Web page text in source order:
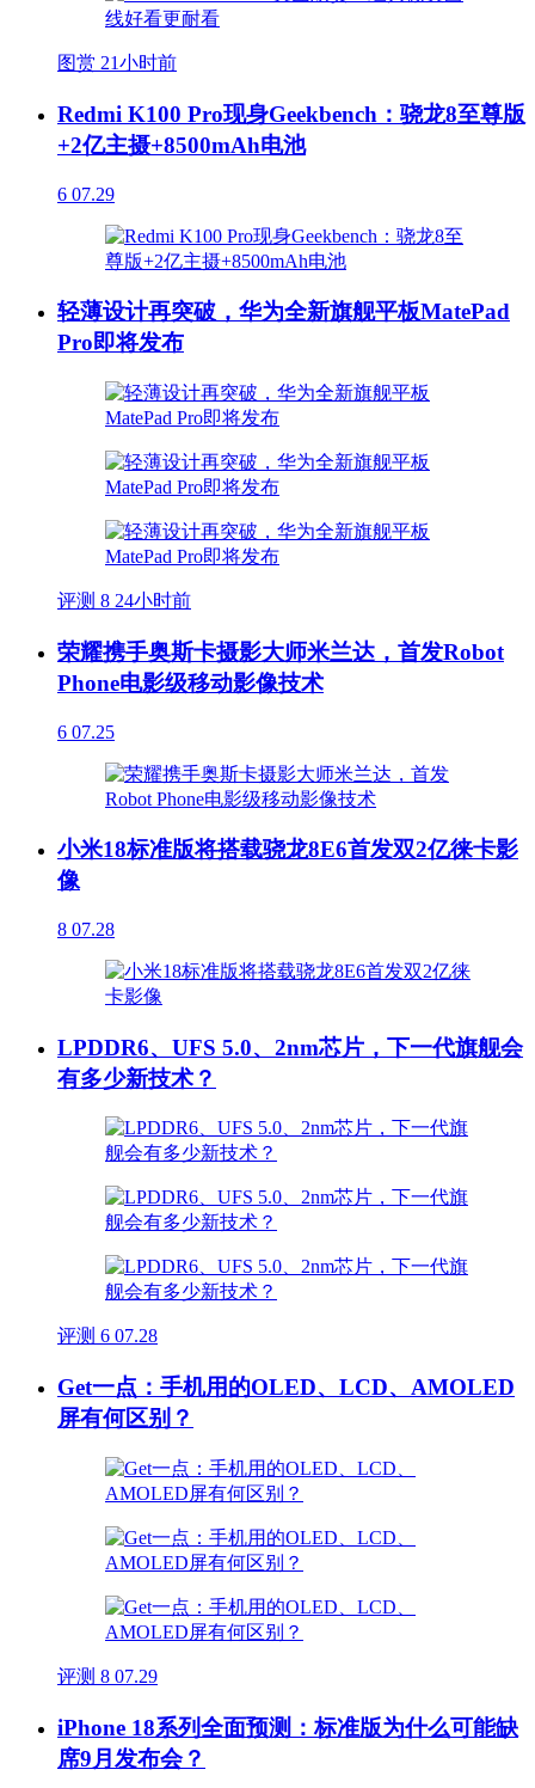
图赏 21小时前
Redmi K100 Pro现身Geekbench：骁龙8至尊版
+2亿主摄+8500mAh电池
6 07.29
轻薄设计再突破，华为全新旗舰平板MatePad
Pro即将发布
评测 8 24小时前
荣耀携手奥斯卡摄影大师米兰达，首发Robot
Phone电影级移动影像技术
6 07.25
小米18标准版将搭载骁龙8E6首发双2亿徕卡影
像
8 07.28
LPDDR6、UFS 5.0、2nm芯片，下一代旗舰会
有多少新技术？
评测 6 07.28
Get一点：手机用的OLED、LCD、AMOLED
屏有何区别？
评测 8 07.29
iPhone 18系列全面预测：标准版为什么可能缺
席9月发布会？